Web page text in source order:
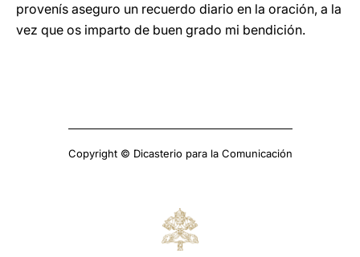
provenís aseguro un recuerdo diario en la oración, a la
vez que os imparto de buen grado mi bendición.
Copyright © Dicasterio para la Comunicación